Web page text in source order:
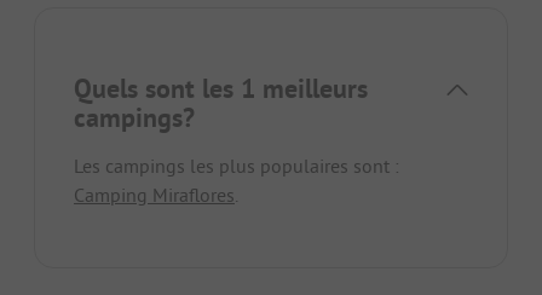
Quels sont les 1 meilleurs
campings?
Les campings les plus populaires sont :
Camping Miraflores